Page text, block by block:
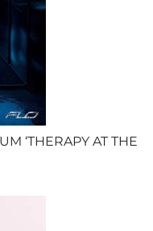
‘THERAPY AT THE